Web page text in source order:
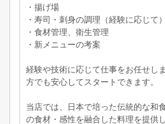
・揚げ場
・寿司・刺身の調理（経験に応じて）
・食材管理、衛生管理
・新メニューの考案
経験や技術に応じて仕事をお任せし
方でも安心してスタートできます。
当店では、日本で培った伝統的な和
の食材・感性を融合した料理を提供